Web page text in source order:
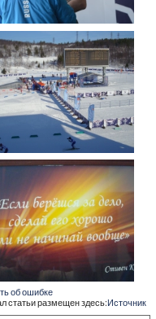
об ошибке
статьи размещен здесь:Источник